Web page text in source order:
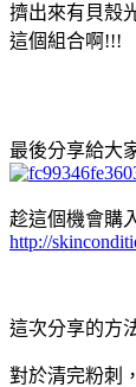
擠出來有貝殼
這個組合啊!!!
最後分享給大
趁這個機會購
http://
這次分享的方
對於清完粉刺